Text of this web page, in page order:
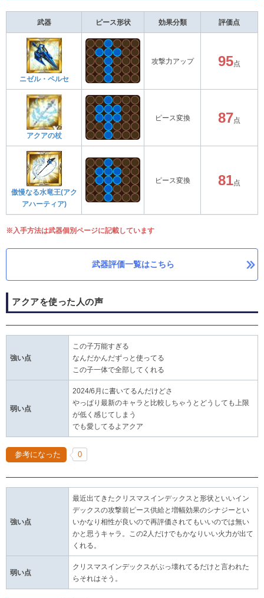
武器 ピース形状 効果分類 評価点
ニゼル・ペルセ
攻撃力アップ 95点
アクアの杖
ピース変換 87点
傲慢なる水竜王(アク
アハーティア)
ピース変換 81点
※入手方法は武器個別ページに記載しています
武器評価一覧はこちら
アクアを使った人の声
強い点
この子万能すぎる
なんだかんだずっと使ってる
この子一体で全部してくれる
弱い点
2024/6月に書いてるんだけどさ
やっぱり最新のキャラと比較しちゃうとどうしても上限
が低く感じてしまう
でも愛してるよアクア
参考になった 0
強い点
最近出てきたクリスマスインデックスと形状といいイン
デックスの攻撃前ピース供給と増幅効果のシナジーとい
いかなり相性が良いので再評価されてもいいのでは無い
かと思うキャラ。この2人だけでもかなりいい火力が出て
くれる。
弱い点
クリスマスインデックスがぶっ壊れてるだけと言われた
らそれはそう。